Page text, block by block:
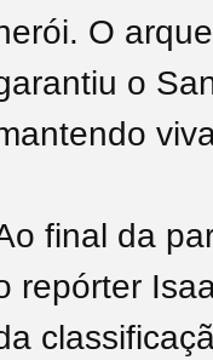
O
o
final da
repórter